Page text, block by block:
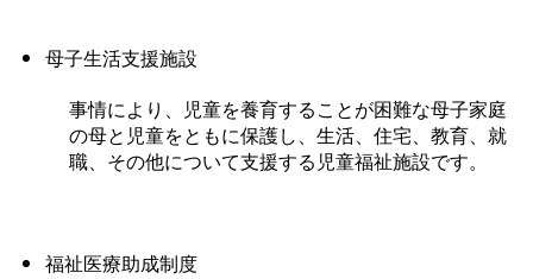
母子生活支援施設
事情により、児童を養育することが困難な母子家庭
の母と児童をともに保護し、生活、住宅、教育、就
職、その他について支援する児童福祉施設です。
福祉医療助成制度